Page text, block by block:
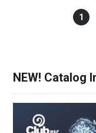
1
NEW! Catalog